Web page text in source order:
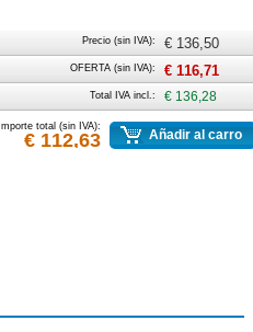
Precio (sin IVA): € 136,50
OFERTA (sin IVA): € 116,71
Total IVA incl.: € 136,28
Importe total (sin IVA):
€ 112,63 Añadir al carro